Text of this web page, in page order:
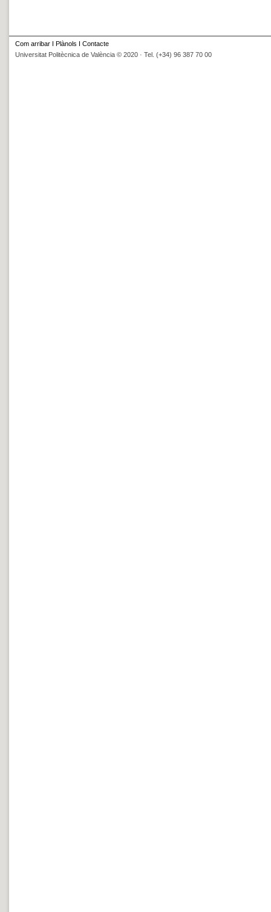
Com arribar I Plànols I Contacte
Universitat Politècnica de València © 2020 · Tel. (+34) 96 387 70 00